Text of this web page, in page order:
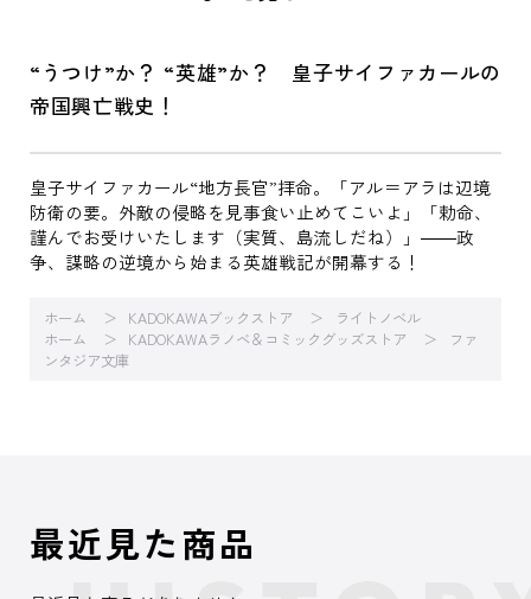
“うつけ”か？ “英雄”か？ 皇子サイファカールの
帝国興亡戦史！
皇子サイファカール“地方長官”拝命。「アル＝アラは辺境
防衛の要。外敵の侵略を見事食い止めてこいよ」「勅命、
謹んでお受けいたします（実質、島流しだね）」――政
争、謀略の逆境から始まる英雄戦記が開幕する！
ホーム KADOKAWAブックストア
ライトノベル
ホーム
KADOKAWAラノベ＆コミックグッズストア
ファ
ンタジア文庫
最近見た商品